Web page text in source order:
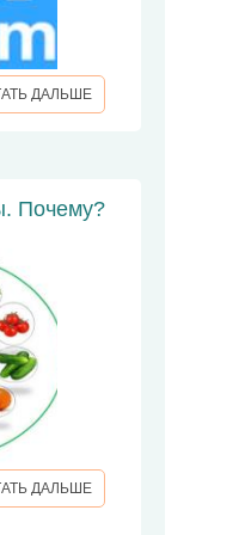
ДАЛЬШЕ
Почему?
ДАЛЬШЕ